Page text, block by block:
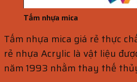
Tấm nhựa mica
Tấm nhựa mica giá rẻ thực
rẻ nhựa Acrylic là vật liệu
năm 1993 nhằm thay thế